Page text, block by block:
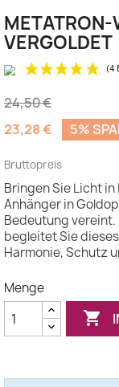
METATRON-
VERGOLDET
24,50 €
23,28 €
5%
Bruttopreis
Bringen Sie Licht
Anhänger in
Bedeutung
begleitet Sie
Harmonie, Schutz
Menge
